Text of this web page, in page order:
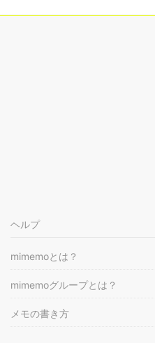
ヘルプ
mimemoとは？
mimemoグループとは？
メモの書き方